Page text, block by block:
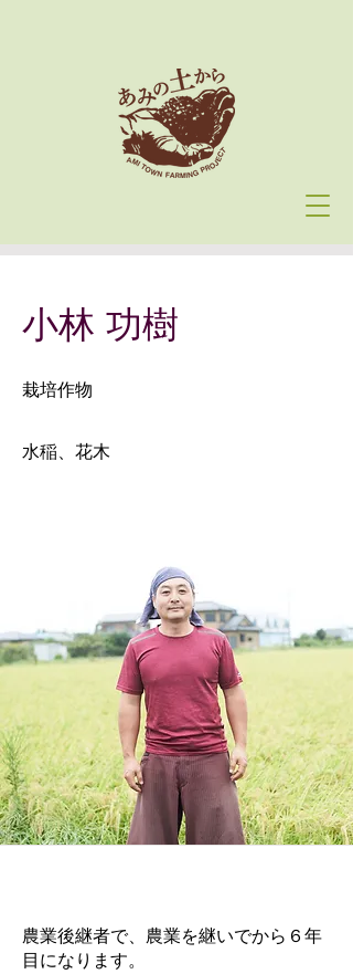
小林 功樹
栽培作物
水稲、花木
農業後継者で、農業を継いでから６年
目になります。